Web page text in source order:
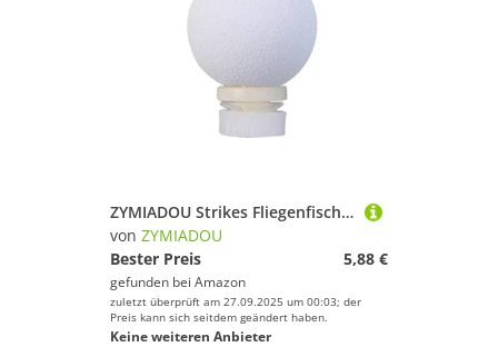
ZYMIADOU Strikes Fliegenfischen Pose Forellen Casting Drift Bobbers Bojen Auftriebsgerät Drift Float Indikatoren Einfach zu bedienendes Zubehör
von ZYMIADOU
Bester Preis
5,88 €
gefunden bei Amazon
zuletzt überprüft am 27.09.2025 um 00:03; der
Preis kann sich seitdem geändert haben.
Keine weiteren Anbieter